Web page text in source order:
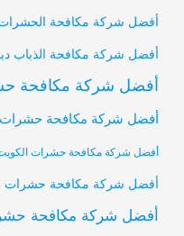
أفضل شركة مكافحة
أفضل شركة مكافحة الذباب
أفضل شركة مكافحة
أفضل شركة مكافحة حشرات
أفضل شركة مكافحة حشرات
أفضل شركة مكافحة حشرات
أفضل شركة مكافحة